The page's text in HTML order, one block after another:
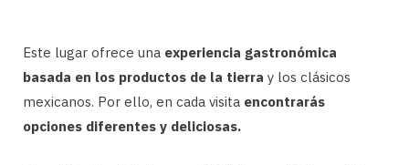
Este lugar ofrece una experiencia gastronómica
basada en los productos de la tierra y los clásicos
mexicanos. Por ello, en cada visita encontrarás
opciones diferentes y deliciosas.